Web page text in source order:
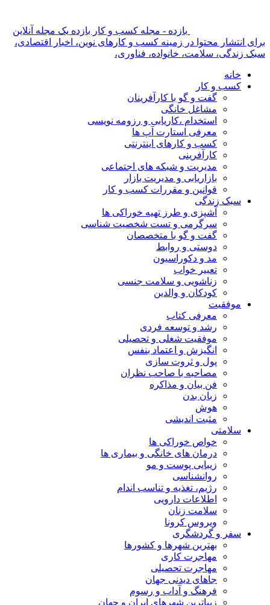
بازده - مجله کسب و کار بازده یک مجله آنلاین
برای انتشار محتوا در زمینه کسب و کارهای نوین، اخبار اقتصادی،
سبک زندگی، سلامت، خانواده، فناوری،
خانه
کسب و کار
گفت و گو با کارآفرینان
مشاغل خانگی
استخدام ،کاریابی و رزومه نویسی
معرفی استارت آپ ها
کسب و کارهای اینترنتی
کارآفرینی
مدیریت و شبکه های اجتماعی
بازاریابی و مدیریت بازار
قوانین و مقررات کسب و کار
سبک زندگی
آشپزی و طرز تهیه خوراکی ها
سرگرمی و تست شخصیت شناسی
گفت و گو با متخصصان
دوستی و روابط
مد و دکوراسیون
تعبیر خواب
زناشویی و سلامت جنسی
کودکان و والدین
موفقیت
معرفی کتاب
رشد و توسعه فردی
موفقیت شغلی و تحصیلی
انگیزش و اعتماد بنفس
پول و ثروت سازی
مصاحبه با صاحب نظران
فن بیان و مذاکره
زبان بدن
هوش
مثبت اندیشی
سلامتی
خواص خوراکی ها
درمان های خانگی و بیماری ها
زیبایی پوست و مو
روانشناسی
رژیم، تغذیه و تناسب اندام
اطلاعات دارویی
سلامت زنان
ویروس کرونا
سفر و گردشگری
بهترین شهرها و کشورها
مهاجرت کاری
مهاجرت تحصیلی
جاهای دیدنی جهان
فرهنگ و آداب و رسوم
زیباترین شهرهای ایران و جهان